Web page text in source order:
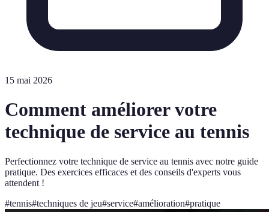
15 mai 2026
Comment améliorer votre
technique de service au tennis
Perfectionnez votre technique de service au tennis avec notre guide
pratique. Des exercices efficaces et des conseils d'experts vous
attendent !
#tennis#techniques de jeu#service#amélioration#pratique